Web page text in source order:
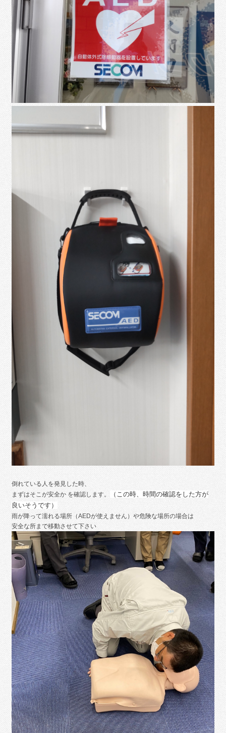
倒れている人を発見した時、
まずはそこが安全か を確認します。
（この時、時間の確認をした方が
良いそうです）
雨が降って濡れる場所（AEDが使えません）や危険な場所の場合は
安全な所まで移動させて下さい